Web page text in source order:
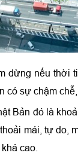
dừng nếu thời
sự chậm
Bản đó là
mái, tự
cao.